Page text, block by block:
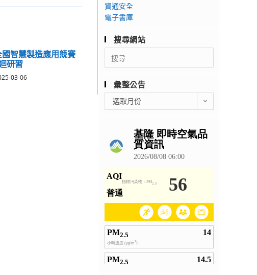
智慧製造應用競賽
研習
03-06
資通安全
電子書庫
搜尋網站
Search
for:
彙整公告
整
選取月份